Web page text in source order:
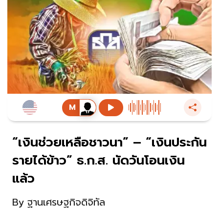
“เงินช่วยเหลือชาวนา” – “เงินประกัน
รายได้ข้าว” ธ.ก.ส. นัดวันโอนเงิน
แล้ว
By ฐานเศรษฐกิจดิจิทัล